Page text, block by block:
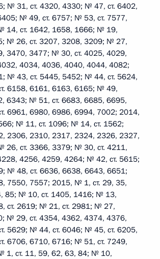
№ 31, ст. 4320, 4330; № 47, ст. 6402,
№ 49, ст. 6757; № 53, ст. 7577,
14, ст. 1642, 1658, 1666; № 19,
№ 26, ст. 3207, 3208, 3209; № 27,
3470, 3477; № 30, ст. 4025, 4029,
4034, 4036, 4040, 4044, 4082;
№ 43, ст. 5445, 5452; № 44, ст. 5624,
6158, 6161, 6163, 6165; № 49,
6343; № 51, ст. 6683, 6685, 6695,
6961, 6980, 6986, 6994, 7002; 2014,
№ 11, ст. 1096; № 14, ст. 1562;
2306, 2310, 2317, 2324, 2326, 2327,
26, ст. 3366, 3379; № 30, ст. 4211,
4256, 4259, 4264; № 42, ст. 5615;
№ 48, ст. 6636, 6638, 6643, 6651;
7550, 7557; 2015, № 1, ст. 29, 35,
85; № 10, ст. 1405, 1416; № 13,
ст. 2619; № 21, ст. 2981; № 27,
№ 29, ст. 4354, 4362, 4374, 4376,
5629; № 44, ст. 6046; № 45, ст. 6205,
6706, 6710, 6716; № 51, ст. 7249,
1, ст. 11, 59, 62, 63, 84; № 10,